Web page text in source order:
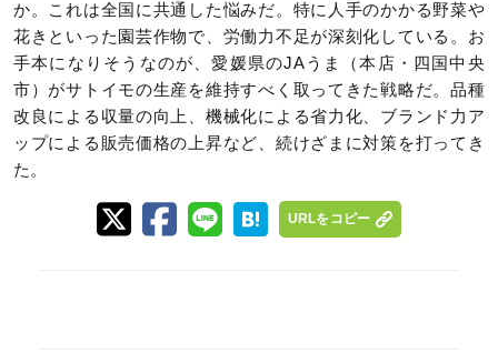
か。これは全国に共通した悩みだ。特に人手のかかる野菜や
花きといった園芸作物で、労働力不足が深刻化している。お
手本になりそうなのが、愛媛県のJAうま（本店・四国中央
市）がサトイモの生産を維持すべく取ってきた戦略だ。品種
改良による収量の向上、機械化による省力化、ブランド力ア
ップによる販売価格の上昇など、続けざまに対策を打ってき
た。
URLをコピー